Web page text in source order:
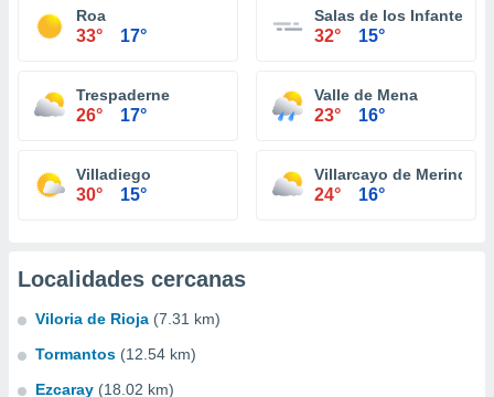
Roa
33° 17°
Salas de los Infantes
32° 15°
Trespaderne
26° 17°
Valle de Mena
23° 16°
Villadiego
30° 15°
Villarcayo de Merindad
24° 16°
Localidades cercanas
Viloria de Rioja (7.31 km)
Tormantos (12.54 km)
Ezcaray (18.02 km)